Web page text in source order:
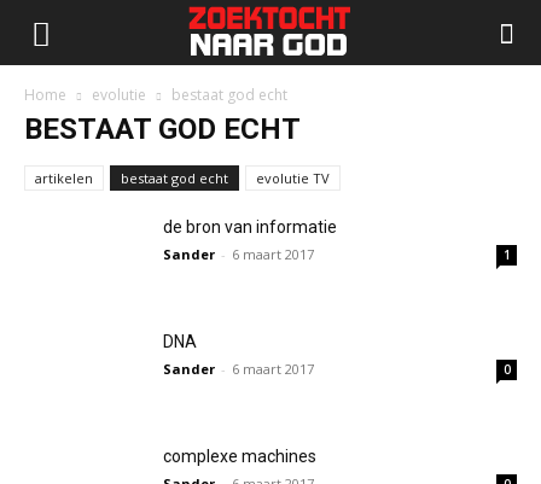
Home evolutie bestaat god echt
BESTAAT GOD ECHT
artikelen bestaat god echt evolutie TV
de bron van informatie
Sander - 6 maart 2017 1
DNA
Sander - 6 maart 2017 0
complexe machines